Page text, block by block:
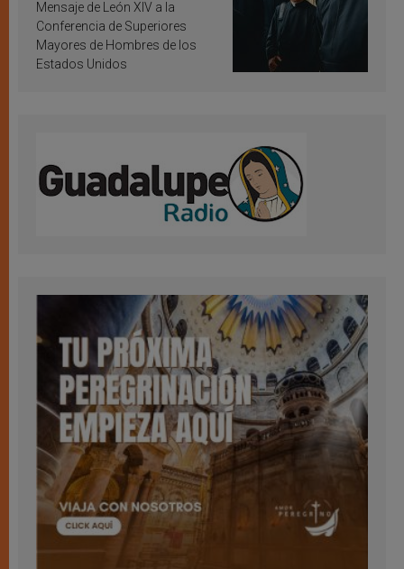
Mensaje de León XIV a la
Conferencia de Superiores
Mayores de Hombres de los
Estados Unidos